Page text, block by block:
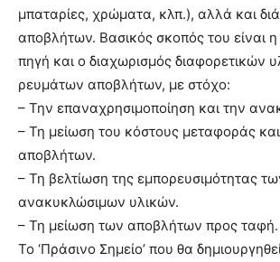
μπαταρίες, χρώματα, κλπ.), αλλά και
αποβλήτων. Βασικός σκοπός του είναι η
πηγή και ο διαχωρισμός διαφορετικών
ρευμάτων αποβλήτων, με στόχο:
– Την επαναχρησιμοποίηση και την
– Τη μείωση του κόστους μεταφοράς και
αποβλήτων.
– Τη βελτίωση της εμπορευσιμότητας
ανακυκλώσιμων υλικών.
– Τη μείωση των αποβλήτων προς ταφή.
Το ‘Πράσινο Σημείο’ που θα